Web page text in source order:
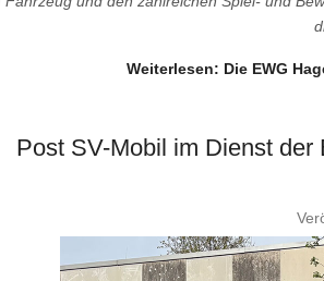
Weiterlesen: Die EWG
Post SV-Mobil im Dienst